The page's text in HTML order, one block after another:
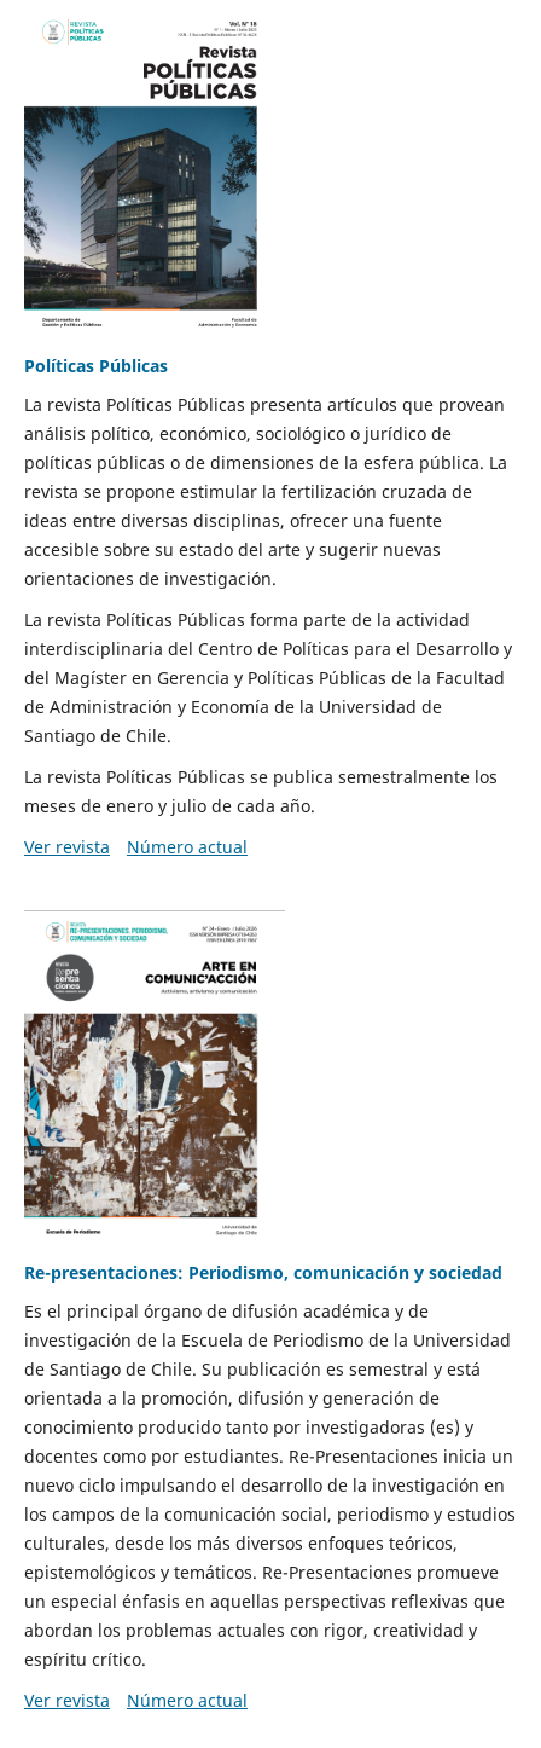
Políticas Públicas
La revista Políticas Públicas presenta artículos que provean
análisis político, económico, sociológico o jurídico de
políticas públicas o de dimensiones de la esfera pública. La
revista se propone estimular la fertilización cruzada de
ideas entre diversas disciplinas, ofrecer una fuente
accesible sobre su estado del arte y sugerir nuevas
orientaciones de investigación.
La revista Políticas Públicas forma parte de la actividad
interdisciplinaria del Centro de Políticas para el Desarrollo y
del Magíster en Gerencia y Políticas Públicas de la Facultad
de Administración y Economía de la Universidad de
Santiago de Chile.
La revista Políticas Públicas se publica semestralmente los
meses de enero y julio de cada año.
Ver revista
Número actual
Re-presentaciones: Periodismo, comunicación y sociedad
Es el principal órgano de difusión académica y de
investigación de la Escuela de Periodismo de la Universidad
de Santiago de Chile. Su publicación es semestral y está
orientada a la promoción, difusión y generación de
conocimiento producido tanto por investigadoras (es) y
docentes como por estudiantes. Re-Presentaciones inicia un
nuevo ciclo impulsando el desarrollo de la investigación en
los campos de la comunicación social, periodismo y estudios
culturales, desde los más diversos enfoques teóricos,
epistemológicos y temáticos. Re-Presentaciones promueve
un especial énfasis en aquellas perspectivas reflexivas que
abordan los problemas actuales con rigor, creatividad y
espíritu crítico.
Ver revista
Número actual